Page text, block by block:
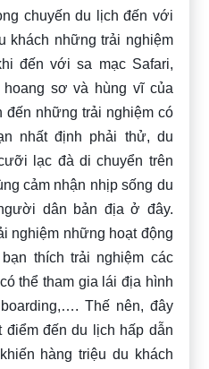
chuyến du lịch đến với
khách những trải nghiệm
đến với sa mạc Safari,
sơ và hùng vĩ của
những trải nghiệm có
nhất định phải thử, du
lạc đà di chuyển trên
cảm nhận nhịp sống du
dân bản địa ở đây.
nghiệm những hoạt động
thích trải nghiệm các
thể tham gia lái địa hình
Thế nên, đây
đến du lịch hấp dẫn
hàng triệu du khách